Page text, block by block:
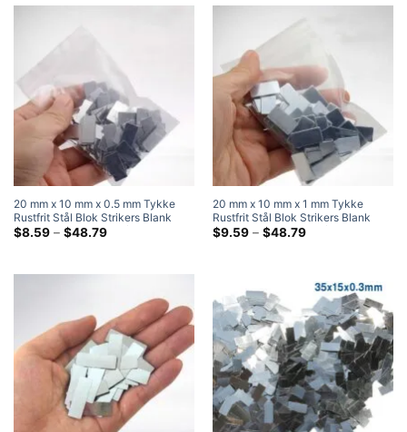
20 mm x 10 mm x 0.5 mm Tykke
Rustfrit Stål Blok Strikers Blank
Metal Strike Plader Stål
$8.59 – $48.79Prisklasse:
20 mm x 10 mm x 1 mm Tykke
Rustfrit Stål Blok Strikers Blank
Metal Strike Plader Stål
$9.59 – $48.79Prisklasse: